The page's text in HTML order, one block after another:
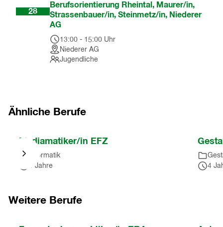
28
Berufsorientierung Rheintal, Maurer/in,
Strassenbauer/in, Steinmetz/in, Niederer
AG
13:00 - 15:00 Uhr
Niederer AG
Jugendliche
Ähnliche Berufe
Karussell
springen
Mediamatiker/in EFZ
Informatik
4 Jahre
4
Karussell
Weitere Berufe